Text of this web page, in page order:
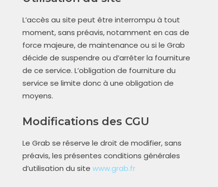
L’accès au site peut être interrompu à tout
moment, sans préavis, notamment en cas de
force majeure, de maintenance ou si le Grab
décide de suspendre ou d’arrêter la fourniture
de ce service. L’obligation de fourniture du
service se limite donc à une obligation de
moyens.
Modifications des CGU
Le Grab se réserve le droit de modifier, sans
préavis, les présentes conditions générales
d’utilisation du site www.grab.fr